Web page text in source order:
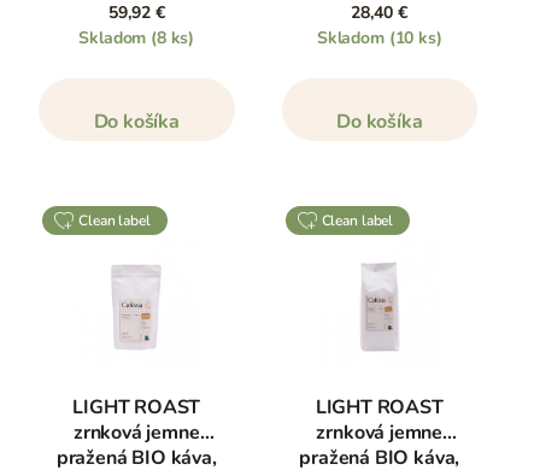
59,92 €
Skladom (8 ks)
Do košíka
28,40 €
Skladom (10 ks)
Do košíka
clean label
LIGHT ROAST
zrnková jemne
pražená BIO káva,
clean label
LIGHT ROAST
zrnková jemne
pražená BIO káva,